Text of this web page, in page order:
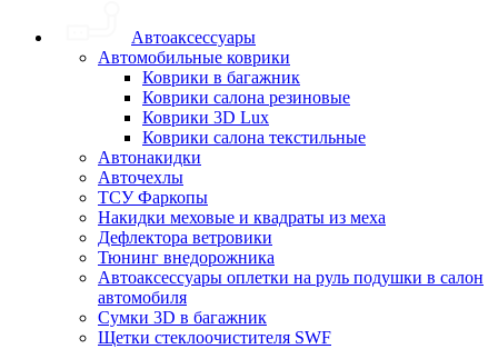
Автоаксессуары
Автомобильные коврики
Коврики в багажник
Коврики салона резиновые
Коврики 3D Lux
Коврики салона текстильные
Автонакидки
Авточехлы
ТСУ Фаркопы
Накидки меховые и квадраты из меха
Дефлектора ветровики
Тюнинг внедорожника
Автоаксессуары оплетки на руль подушки в салон
автомобиля
Сумки 3D в багажник
Щетки стеклоочистителя SWF